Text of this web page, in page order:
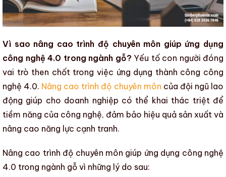
Vì sao nâng cao trình độ chuyên môn giúp ứng dụng
công nghệ 4.0 trong ngành gỗ? Yếu tố con người đóng
vai trò then chốt trong việc ứng dụng thành công công
nghệ 4.0. Nâng cao trình độ chuyên môn của đội ngũ lao
động giúp cho doanh nghiệp có thể khai thác triệt để
tiềm năng của công nghệ, đảm bảo hiệu quả sản xuất và
nâng cao năng lực cạnh tranh.
Nâng cao trình độ chuyên môn giúp ứng dụng công nghệ
4.0 trong ngành gỗ vì những lý do sau: